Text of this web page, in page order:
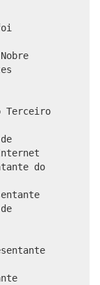
Terceiro
do